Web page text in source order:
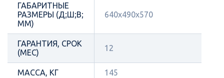
ГАБАРИТНЫЕ
РАЗМЕРЫ (Д;Ш;В;
ММ)
640х490х570
ГАРАНТИЯ, СРОК
(МЕС)
12
МАССА, КГ 145